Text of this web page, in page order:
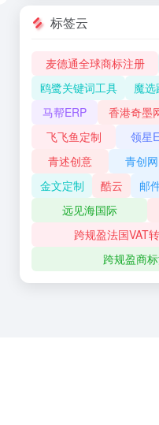
标签云
麦德通全球商标注册
鸥鹭关键词工具
魔
马帮ERP
香港奇墨
飞飞鱼定制
领星
青述创意
青创网
金文定制
酷云 邮
远见海国际
跨规盈法国VAT
跨规盈商